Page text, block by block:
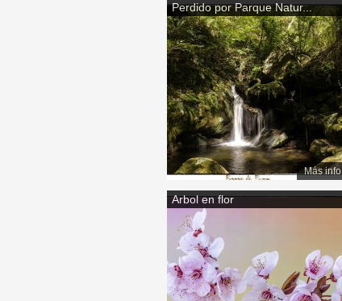
Perdido por Parque Natur...
Más info
Arbol en flor